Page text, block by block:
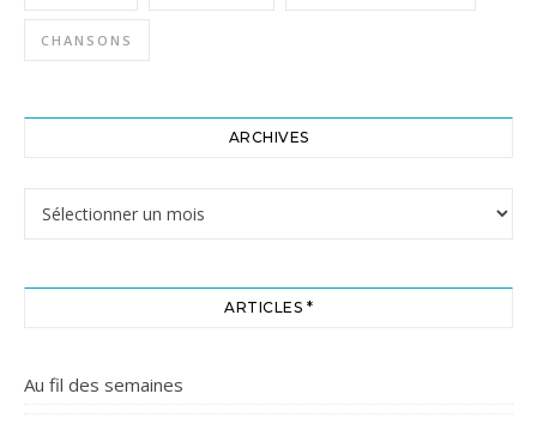
CHANSONS
ARCHIVES
ARTICLES *
Au fil des semaines